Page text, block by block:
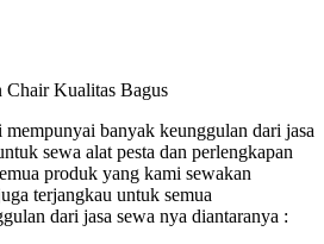
Chair Kualitas Bagus
banyak keunggulan dari jasa
sewa alat pesta dan perlengkapan
produk yang kami sewakan
terjangkau untuk semua
dari jasa sewa nya diantaranya :